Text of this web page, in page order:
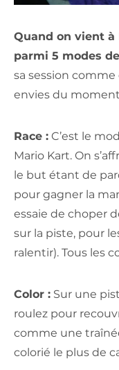
Quand on vient à
parmi 5 modes
sa session
envies du
Race : C’est le
Mario Kart. On
le but étant de
pour gagner la
essaie de choper
sur la piste, pour
ralentir). Tous les
Color : Sur une
roulez pour
comme une
colorié le plus de